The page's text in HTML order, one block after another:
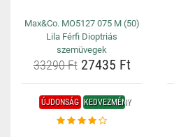
Max&Co. MO5127 075 M (50)
Lila Férfi Dioptriás
szemüvegek
33290 Ft27435 Ft
ÚJDONSÁG KEDVEZMÉNY